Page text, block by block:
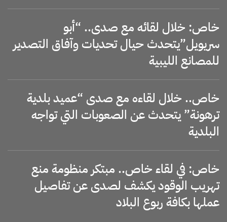
خاص: خلال لقائه مع صدى.. “أبو
سريويل”يتحدث حيال تحديات وآفاق التصدير
للمصانع الليبية
خاص.. خلال لقاءه مع صدى “عميد بلدية
ترهونة” يتحدث عن الصعوبات التي تواجه
البلدية
خاص: في لقاء خاص.. مبتكر منظومة منع
تهريب الوقود يكشف لصدى عن تفاصيل
عملها بكافة ربوع البلاد